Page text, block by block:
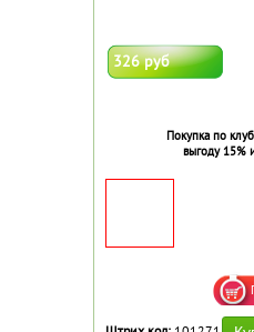
326 руб
Покупка по
выгоду 15%